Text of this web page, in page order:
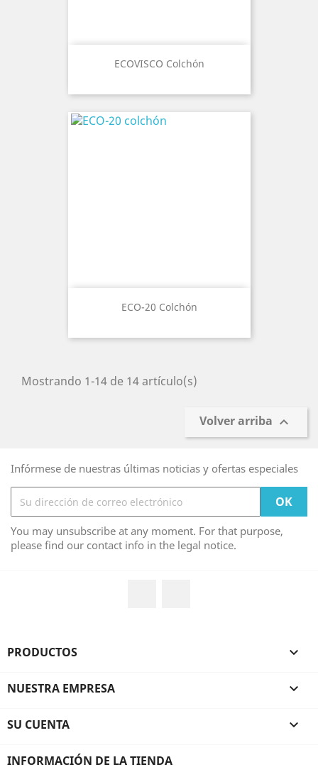
ECOVISCO Colchón
ECO-20 Colchón
Mostrando 1-14 de 14 artículo(s)
Volver arriba 
Infórmese de nuestras últimas noticias y ofertas especiales
You may unsubscribe at any moment. For that purpose,
please find our contact info in the legal notice.
PRODUCTOS 
NUESTRA EMPRESA 
SU CUENTA 
INFORMACIÓN DE LA TIENDA